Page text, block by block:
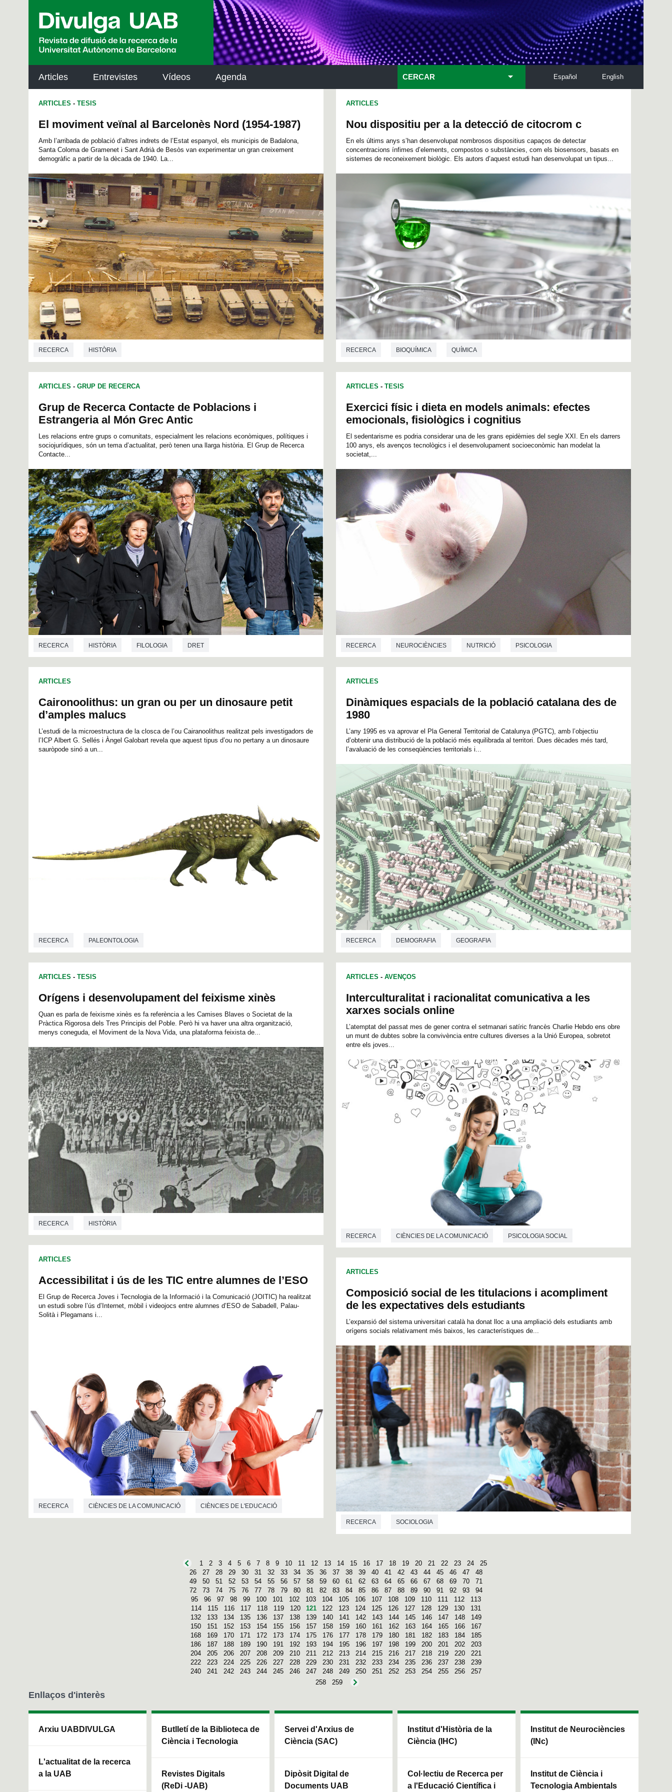
Articles Entrevistes Vídeos Agenda English
Español
CERCAR
ARTICLES - TESIS
El moviment veïnal al Barcelonès Nord (1954-1987)
Amb l’arribada de població d’altres indrets de l’Estat espanyol, els municipis de Badalona,
Santa Coloma de Gramenet i Sant Adrià de Besòs van experimentar un gran creixement
demogràfic a partir de la dècada de 1940. La...
RECERCA HISTÒRIA
ARTICLES - GRUP DE RECERCA
Grup de Recerca Contacte de Poblacions i
Estrangeria al Món Grec Antic
Les relacions entre grups o comunitats, especialment les relacions econòmiques, polítiques i
sociojurídiques, són un tema d’actualitat, però tenen una llarga història. El Grup de Recerca
Contacte...
RECERCA HISTÒRIA FILOLOGIA DRET
ARTICLES
Caironoolithus: un gran ou per un dinosaure petit
d’amples malucs
L’estudi de la microestructura de la closca de l’ou Cairanoolithus realitzat pels investigadors de
l’ICP Albert G. Sellés i Àngel Galobart revela que aquest tipus d’ou no pertany a un dinosaure
sauròpode sinó a un...
RECERCA PALEONTOLOGIA
ARTICLES - TESIS
Orígens i desenvolupament del feixisme xinès
Quan es parla de feixisme xinès es fa referència a les Camises Blaves o Societat de la
Pràctica Rigorosa dels Tres Principis del Poble. Però hi va haver una altra organització,
menys coneguda, el Moviment de la Nova Vida, una plataforma feixista de...
RECERCA HISTÒRIA
ARTICLES
Accessibilitat i ús de les TIC entre alumnes de l’ESO
El Grup de Recerca Joves i Tecnologia de la Informació i la Comunicació (JOITIC) ha realitzat
un estudi sobre l’ús d’Internet, mòbil i videojocs entre alumnes d’ESO de Sabadell, Palau-
Solità i Plegamans i...
RECERCA CIÈNCIES DE LA COMUNICACIÓ CIÈNCIES DE L'EDUCACIÓ
ARTICLES
Nou dispositiu per a la detecció de citocrom c
En els últims anys s’han desenvolupat nombrosos dispositius capaços de detectar
concentracions ínfimes d’elements, compostos o substàncies, com els biosensors, basats en
sistemes de reconeixement biològic. Els autors d’aquest estudi han desenvolupat un tipus...
RECERCA BIOQUÍMICA QUÍMICA
ARTICLES - TESIS
Exercici físic i dieta en models animals: efectes
emocionals, fisiològics i cognitius
El sedentarisme es podria considerar una de les grans epidèmies del segle XXI. En els darrers
100 anys, els avenços tecnològics i el desenvolupament socioeconòmic han modelat la
societat,...
RECERCA NEUROCIÈNCIES NUTRICIÓ PSICOLOGIA
ARTICLES
Dinàmiques espacials de la població catalana des de
1980
L’any 1995 es va aprovar el Pla General Territorial de Catalunya (PGTC), amb l’objectiu
d’obtenir una distribució de la població més equilibrada al territori. Dues dècades més tard,
l’avaluació de les conseqüències territorials i...
RECERCA DEMOGRAFIA GEOGRAFIA
ARTICLES - AVENÇOS
Interculturalitat i racionalitat comunicativa a les
xarxes socials online
L’atemptat del passat mes de gener contra el setmanari satíric francès Charlie Hebdo ens obre
un munt de dubtes sobre la convivència entre cultures diverses a la Unió Europea, sobretot
entre els joves...
RECERCA CIÈNCIES DE LA COMUNICACIÓ PSICOLOGIA SOCIAL
ARTICLES
Composició social de les titulacions i acompliment
de les expectatives dels estudiants
L’expansió del sistema universitari català ha donat lloc a una ampliació dels estudiants amb
orígens socials relativament més baixos, les característiques de...
RECERCA SOCIOLOGIA
1 2 3 4 5 6 7 8 9 10 11 12 13 14 15 16 17 18 19 20 21 22 23 24
25
26
27 28 29 30 31 32 33 34 35 36 37 38 39 40 41 42 43 44 45 46 47
48
49
50 51 52 53 54 55 56 57 58 59 60 61 62 63 64 65 66 67 68 69 70
71
72
73 74 75 76 77 78 79 80 81 82 83 84 85 86 87 88 89 90 91 92 93
94
95
96 97 98 99 100 101 102 103 104 105 106 107 108 109 110 111 112
113
114
115 116 117 118 119 120 121 122 123 124 125 126 127 128 129 130
131
132
133 134 135 136 137 138 139 140 141 142 143 144 145 146 147 148
149
150
151 152 153 154 155 156 157 158 159 160 161 162 163 164 165 166
167
168
169 170 171 172 173 174 175 176 177 178 179 180 181 182 183 184
185
186
187 188 189 190 191 192 193 194 195 196 197 198 199 200 201 202
203
204
205 206 207 208 209 210 211 212 213 214 215 216 217 218 219 220
221
222
223 224 225 226 227 228 229 230 231 232 233 234 235 236 237 238
239
240
241 242 243 244 245 246 247 248 249 250 251 252 253 254 255 256
257
258
259
Enllaços d'interès
Arxiu UABDIVULGA
L'actualitat de la recerca
a la UAB
Butlletí de la Biblioteca de
Ciència i Tecnologia
Revistes Digitals
(ReDi -UAB)
Servei d'Arxius de
Ciència (SAC)
Dipòsit Digital de
Documents UAB
Institut d'Història de la
Ciència (IHC)
Col·lectiu de Recerca per
a l'Educació Científica i
Institut de Neurociències
(INc)
Institut de Ciència i
Tecnologia Ambientals